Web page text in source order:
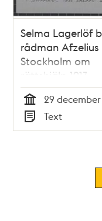
Selma Lagerlöf
rådman Afzelius
Stockholm om
rättshjälp 1913
Tid
29 december
Typ
Text